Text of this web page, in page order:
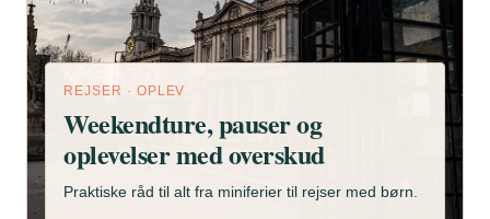
REJSER · OPLEV
Weekendture, pauser og
oplevelser med overskud
Praktiske råd til alt fra miniferier til rejser med børn.